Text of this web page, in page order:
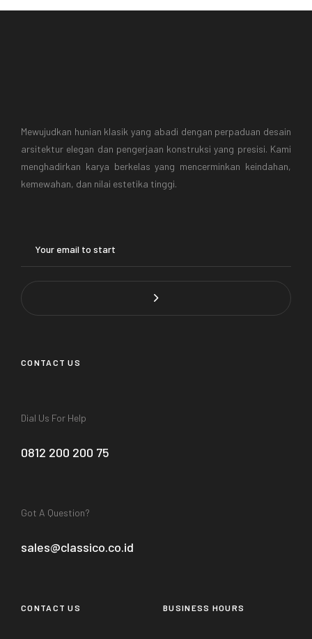
Mewujudkan hunian klasik yang abadi dengan perpaduan desain
arsitektur elegan dan pengerjaan konstruksi yang presisi. Kami
menghadirkan karya berkelas yang mencerminkan keindahan,
kemewahan, dan nilai estetika tinggi.
CONTACT US
Dial Us For Help
0812 200 200 75
Got A Question?
sales@classico.co.id
CONTACT US BUSINESS HOURS